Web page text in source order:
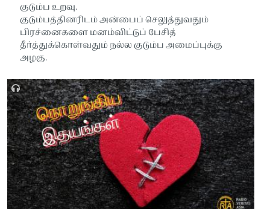
குடும்ப உறவு.
குடும்பத்தினரிடம் அன்பைப் செலுத்துவதும்
பிரச்னைகளை மனம்விட்டுப் பேசித்
தீா்த்துக்கொள்வதும் நல்ல குடும்ப அமைப்புக்கு
அழகு.